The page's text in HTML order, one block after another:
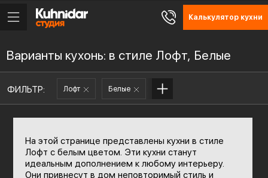
Калькулятор кухни
Варианты кухонь: в стиле Лофт, Белые
ФИЛЬТР: Лофт Белые
На этой странице представлены кухни в стиле
Лофт с белым цветом. Эти кухни станут
идеальным дополнением к любому интерьеру.
Они привнесут в дом неповторимый стиль и